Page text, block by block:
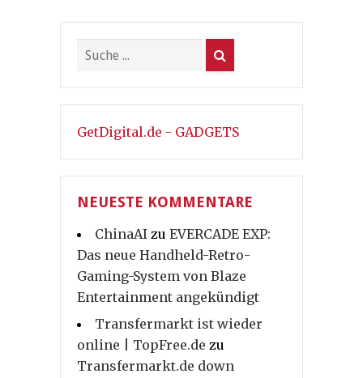
GetDigital.de - GADGETS
NEUESTE KOMMENTARE
ChinaAI zu EVERCADE EXP:
Das neue Handheld-Retro-
Gaming-System von Blaze
Entertainment angekündigt
Transfermarkt ist wieder
online | TopFree.de zu
Transfermarkt.de down